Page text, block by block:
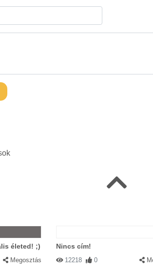
életed! ;)
Megosztás
Nincs cím!
12218 0